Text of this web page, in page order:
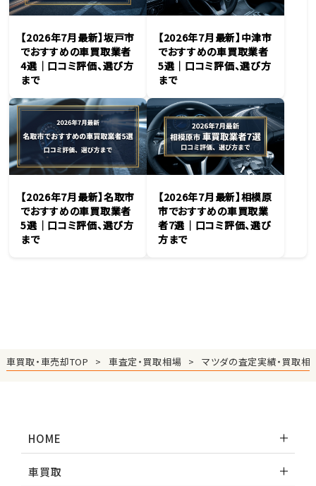
【2026年7月最新】坂戸市
でおすすめの車買取業者
4選｜口コミ評価、選び方
まで
【2026年7月最新】中津市
でおすすめの車買取業者
5選｜口コミ評価、選び方
まで
【2026年7月最新】名取市
でおすすめの車買取業者
5選｜口コミ評価、選び方
まで
【2026年7月最新】相模原
市でおすすめの車買取業
者7選｜口コミ評価、選び
方まで
車買取・車売却TOP 車査定・買取相場 マツダの査定実績・買取相
HOME
車買取